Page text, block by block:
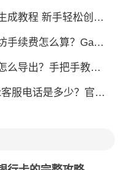
教程 新手轻松创建钱包
怎么算？Gas 费省钱全攻略
？手把手教你安全备份助记词
话是多少？官方热线查询